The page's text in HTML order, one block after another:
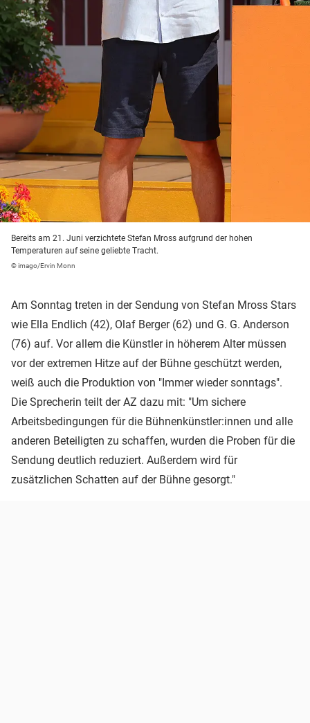
Bereits am 21. Juni verzichtete Stefan Mross aufgrund der hohen
Temperaturen auf seine geliebte Tracht.
© imago/Ervin Monn
Am Sonntag treten in der Sendung von Stefan Mross Stars
wie Ella Endlich (42), Olaf Berger (62) und G. G. Anderson
(76) auf. Vor allem die Künstler in höherem Alter müssen
vor der extremen Hitze auf der Bühne geschützt werden,
weiß auch die Produktion von "Immer wieder sonntags".
Die Sprecherin teilt der AZ dazu mit: "Um sichere
Arbeitsbedingungen für die Bühnenkünstler:innen und alle
anderen Beteiligten zu schaffen, wurden die Proben für die
Sendung deutlich reduziert. Außerdem wird für
zusätzlichen Schatten auf der Bühne gesorgt."